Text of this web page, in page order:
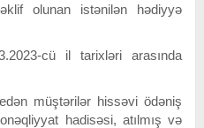
olunan istənilən hədiyyə
cü il tarixləri arasında
müştərilər hissəvi ödəniş
hadisəsi, atılmış və